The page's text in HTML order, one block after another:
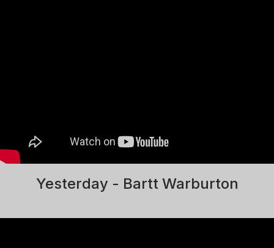
Yesterday - Bartt Warburton